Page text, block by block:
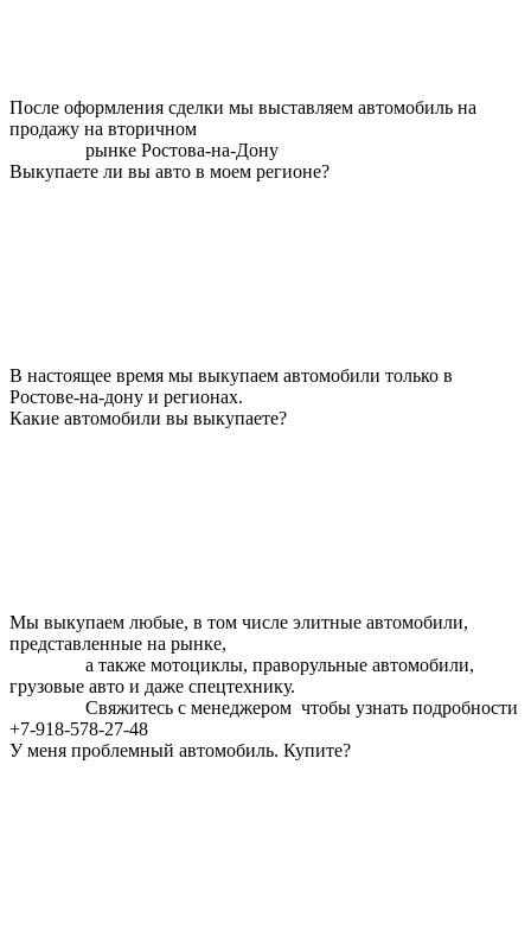
После оформления сделки мы выставляем автомобиль на
продажу на вторичном
рынке Ростова-на-Дону
Выкупаете ли вы авто в моем регионе?
В настоящее время мы выкупаем автомобили только в
Ростове-на-дону и регионах.
Какие автомобили вы выкупаете?
Мы выкупаем любые, в том числе элитные автомобили,
представленные на рынке,
а также мотоциклы, праворульные автомобили,
грузовые авто и даже спецтехнику.
Свяжитесь с менеджером чтобы узнать подробности
+7-918-578-27-48
У меня проблемный автомобиль. Купите?